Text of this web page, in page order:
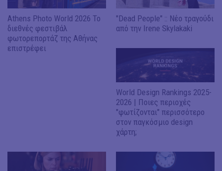
Athens Photo World 2026 Το
διεθνές φεστιβάλ
φωτορεπορτάζ της Αθήνας
επιστρέφει
"Dead People" :: Nέο τραγούδι
από την Irene Skylakaki
World Design Rankings 2025-
2026 | Ποιες περιοχές
"φωτίζονται" περισσότερο
στον παγκόσμιο design
χάρτη;